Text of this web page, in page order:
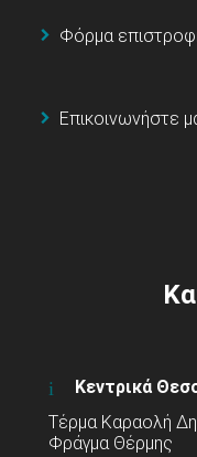
Φόρμα
Επικοινωνήστε
Κεντρικά
Τέρμα Καραολή
Φράγμα Θέρμης